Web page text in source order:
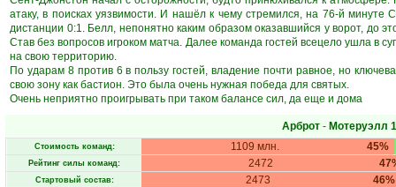
атаку, в поисках уязвимости. И нашёл к чему стремился, на 76-й
дистанции 0:1. Белл, непонятно каким образом оказавшийся у ворот, до
Став без вопросов игроком матча. Далее команда гостей всецело ушла в
на свою территорию.
По ударам 8 против 6 в пользу гостей, владение почти равное, но
свою зону как бастион. Это была очень нужная победа для святых.
Очень неприятно проигрывать при таком балансе сил, да еще и дома
Арброт - Мотеруэлл
Стоимость команд: 45%
1109 млн.
Рейтинг силы команд: 2472
Стартовый состав: 46%
2473